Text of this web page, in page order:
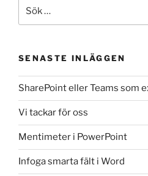
efter:
SENASTE INLÄGGEN
SharePoint eller Teams som
Vi tackar för oss
Mentimeter i PowerPoint
Infoga smarta fält i Word